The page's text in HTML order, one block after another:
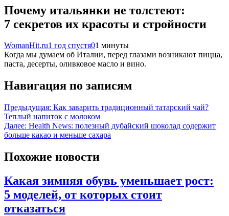
Почему итальянки не толстеют:
7 секретов их красоты и стройности
WomanHit.ru1 год спустя01 минуты
Когда мы думаем об Италии, перед глазами возникают пицца,
паста, десерты, оливковое масло и вино.
Навигация по записям
Предыдущая: Как заварить традиционный татарский чай?
Теплый напиток с молоком
Далее: Health News: полезный дубайский шоколад содержит
больше какао и меньше сахара
Похожие новости
Какая зимняя обувь уменьшает рост:
5 моделей, от которых стоит
отказаться